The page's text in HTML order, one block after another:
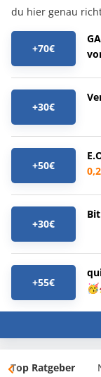
du hier genau
+70€
+30€
+50€
+30€
+55€
Top Ratgeber